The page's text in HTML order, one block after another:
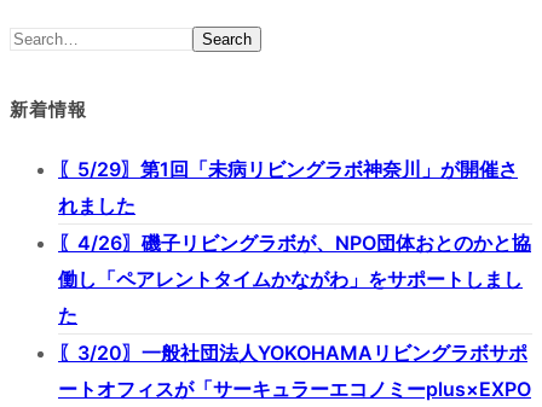
Search
新着情報
〖5/29〗第1回「未病リビングラボ神奈川」が開催さ
れました
〖4/26〗磯子リビングラボが、NPO団体おとのかと協
働し「ペアレントタイムかながわ」をサポートしまし
た
〖3/20〗一般社団法人YOKOHAMAリビングラボサポ
ートオフィスが「サーキュラーエコノミーplus×EXPO